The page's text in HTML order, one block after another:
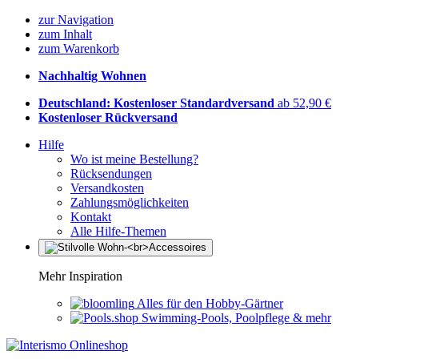
zur Navigation
zum Inhalt
zum Warenkorb
Nachhaltig Wohnen
Deutschland: Kostenloser Standardversand ab 52,90 €
Kostenloser Rückversand
Hilfe
Wo ist meine Bestellung?
Rücksendungen
Versandkosten
Zahlungsmöglichkeiten
Kontakt
Alle Hilfe-Themen
Mehr Inspiration
Alles für den Hobby-Gärtner
Swimming-Pools, Poolpflege & mehr